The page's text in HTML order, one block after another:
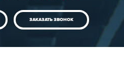
ЗАКАЗАТЬ ЗВОНОК